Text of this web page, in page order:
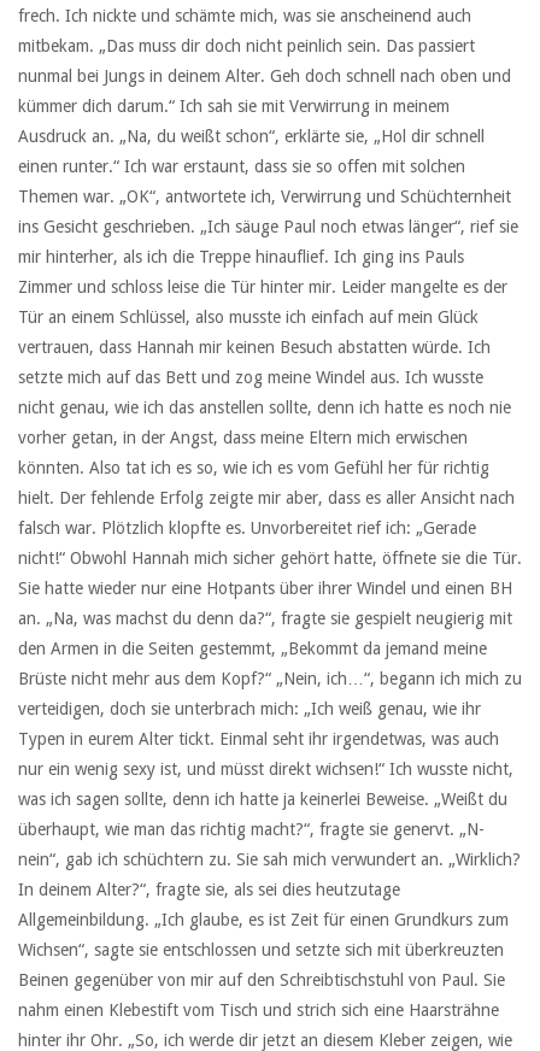
frech. Ich nickte und schämte mich, was sie anscheinend auch
mitbekam. „Das muss dir doch nicht peinlich sein. Das passiert
nunmal bei Jungs in deinem Alter. Geh doch schnell nach oben und
kümmer dich darum.“ Ich sah sie mit Verwirrung in meinem
Ausdruck an. „Na, du weißt schon“, erklärte sie, „Hol dir schnell
einen runter.“ Ich war erstaunt, dass sie so offen mit solchen
Themen war. „OK“, antwortete ich, Verwirrung und Schüchternheit
ins Gesicht geschrieben. „Ich säuge Paul noch etwas länger“, rief sie
mir hinterher, als ich die Treppe hinauflief. Ich ging ins Pauls
Zimmer und schloss leise die Tür hinter mir. Leider mangelte es der
Tür an einem Schlüssel, also musste ich einfach auf mein Glück
vertrauen, dass Hannah mir keinen Besuch abstatten würde. Ich
setzte mich auf das Bett und zog meine Windel aus. Ich wusste
nicht genau, wie ich das anstellen sollte, denn ich hatte es noch nie
vorher getan, in der Angst, dass meine Eltern mich erwischen
könnten. Also tat ich es so, wie ich es vom Gefühl her für richtig
hielt. Der fehlende Erfolg zeigte mir aber, dass es aller Ansicht nach
falsch war. Plötzlich klopfte es. Unvorbereitet rief ich: „Gerade
nicht!“ Obwohl Hannah mich sicher gehört hatte, öffnete sie die Tür.
Sie hatte wieder nur eine Hotpants über ihrer Windel und einen BH
an. „Na, was machst du denn da?“, fragte sie gespielt neugierig mit
den Armen in die Seiten gestemmt, „Bekommt da jemand meine
Brüste nicht mehr aus dem Kopf?“ „Nein, ich…“, begann ich mich zu
verteidigen, doch sie unterbrach mich: „Ich weiß genau, wie ihr
Typen in eurem Alter tickt. Einmal seht ihr irgendetwas, was auch
nur ein wenig sexy ist, und müsst direkt wichsen!“ Ich wusste nicht,
was ich sagen sollte, denn ich hatte ja keinerlei Beweise. „Weißt du
überhaupt, wie man das richtig macht?“, fragte sie genervt. „N-
nein“, gab ich schüchtern zu. Sie sah mich verwundert an. „Wirklich?
In deinem Alter?“, fragte sie, als sei dies heutzutage
Allgemeinbildung. „Ich glaube, es ist Zeit für einen Grundkurs zum
Wichsen“, sagte sie entschlossen und setzte sich mit überkreuzten
Beinen gegenüber von mir auf den Schreibtischstuhl von Paul. Sie
nahm einen Klebestift vom Tisch und strich sich eine Haarsträhne
hinter ihr Ohr. „So, ich werde dir jetzt an diesem Kleber zeigen, wie